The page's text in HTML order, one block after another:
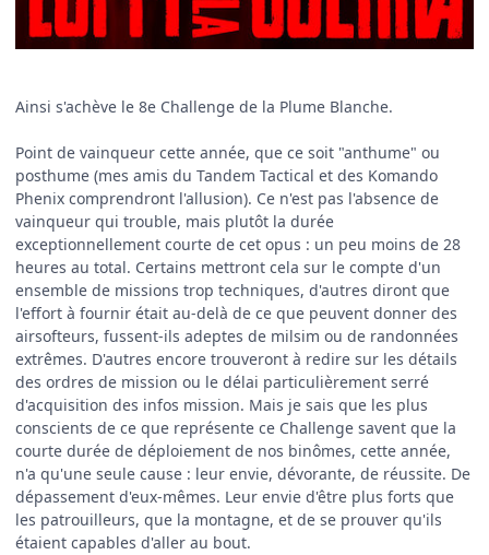
Ainsi s'achève le 8e Challenge de la Plume Blanche.
Point de vainqueur cette année, que ce soit "anthume" ou
posthume (mes amis du Tandem Tactical et des Komando
Phenix comprendront l'allusion). Ce n'est pas l'absence de
vainqueur qui trouble, mais plutôt la durée
exceptionnellement courte de cet opus : un peu moins de 28
heures au total. Certains mettront cela sur le compte d'un
ensemble de missions trop techniques, d'autres diront que
l'effort à fournir était au-delà de ce que peuvent donner des
airsofteurs, fussent-ils adeptes de milsim ou de randonnées
extrêmes. D'autres encore trouveront à redire sur les détails
des ordres de mission ou le délai particulièrement serré
d'acquisition des infos mission. Mais je sais que les plus
conscients de ce que représente ce Challenge savent que la
courte durée de déploiement de nos binômes, cette année,
n'a qu'une seule cause : leur envie, dévorante, de réussite. De
dépassement d'eux-mêmes. Leur envie d'être plus forts que
les patrouilleurs, que la montagne, et de se prouver qu'ils
étaient capables d'aller au bout.